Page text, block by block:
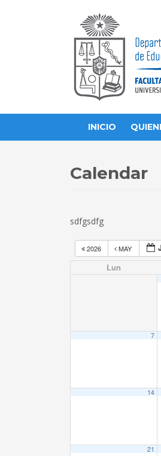
INICIO
Calendar
sdfgsdfg
2026 MAY
Lun
7
14
21